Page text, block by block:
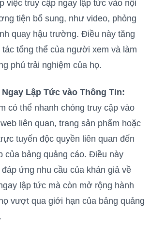
việc truy cập ngay lập tức vào nội
tiện bổ sung, như video, phỏng
quay hậu trường. Điều này tăng
tổng thể của người xem và làm
phú trải nghiệm của họ.
Ngay Lập Tức vào Thông Tin:
có thể nhanh chóng truy cập vào
liên quan, trang sản phẩm hoặc
tuyến độc quyền liên quan đến
của bảng quảng cáo. Điều này
đáp ứng nhu cầu của khán giả về
lập tức mà còn mở rộng hành
vượt qua giới hạn của bảng quảng